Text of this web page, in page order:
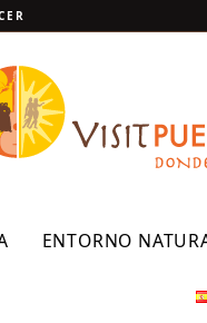
ENTORNO